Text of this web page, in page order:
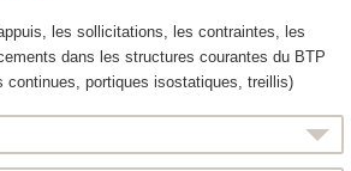
les sollicitations, les contraintes, les
dans les structures courantes du BTP
continues, portiques isostatiques, treillis)